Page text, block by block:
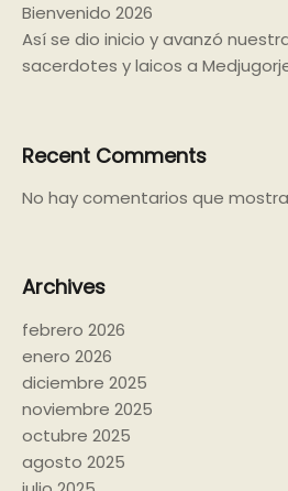
Bienvenido 2026
Así se dio inicio y avanzó
sacerdotes y laicos a
Recent Comments
No hay comentarios que
Archives
febrero 2026
enero 2026
diciembre 2025
noviembre 2025
octubre 2025
agosto 2025